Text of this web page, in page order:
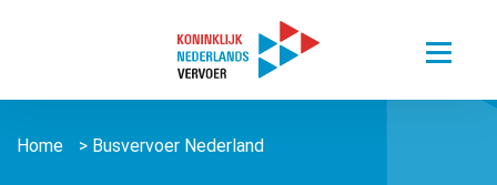
Toggle
Home > Busvervoer Nederland